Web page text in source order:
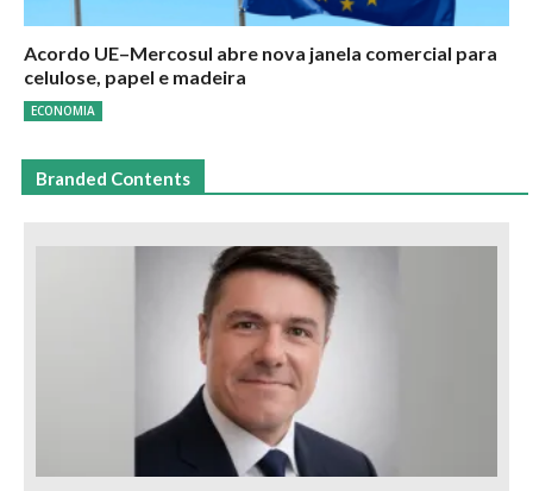
Acordo UE–Mercosul abre nova janela comercial para
celulose, papel e madeira
ECONOMIA
Branded Contents